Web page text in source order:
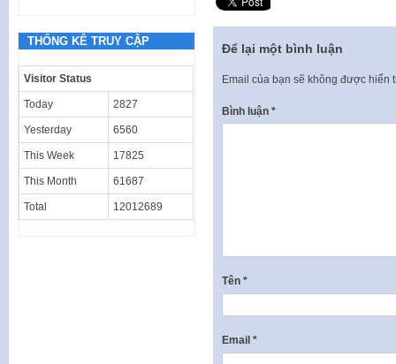
thanh
Để lại một bình luận
Email của bạn sẽ không được hiển
Bình luận *
Tên *
Email *
THỐNG KÊ TRUY CẬP
Visitor Status
Today 2827
Yesterday 6560
This Week 17825
This Month 61687
Total 12012689